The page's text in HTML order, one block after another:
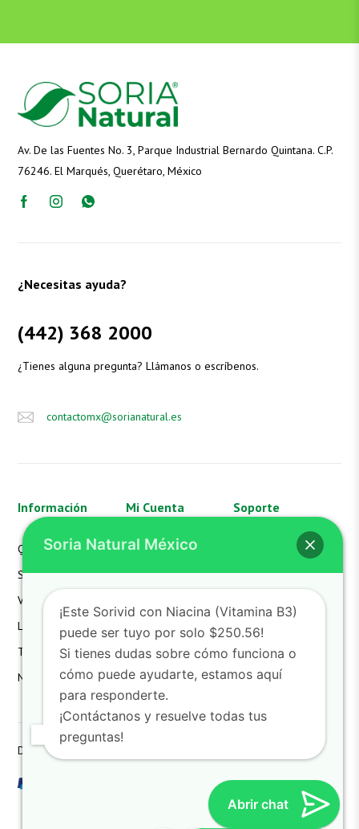
Av. De las Fuentes No. 3, Parque Industrial Bernardo Quintana. C.P.
76246. El Marqués, Querétaro, México
¿Necesitas ayuda?
(442) 368 2000
¿Tienes alguna pregunta? Llámanos o escríbenos.
contactomx@sorianatural.es
Información
Quienes Somos
SN México
Valores
Laboratorio
Términos
Noticias
Mi Cuenta
Mi Cuenta
Mis Pedidos
Devoluciones
Detalles de la Cuenta
Lista de Deseos
Soporte
Aviso de Privacidad
FAQS
Contacto
Derechos reservados SoriaNatural SN. All Rights Reserved
Soria Natural México
¡Este Sorivid con Niacina (Vitamina B3)
puede ser tuyo por solo $250.56!
Si tienes dudas sobre cómo funciona o
cómo puede ayudarte, estamos aquí
para responderte.
¡Contáctanos y resuelve todas tus
preguntas!
Abrir chat